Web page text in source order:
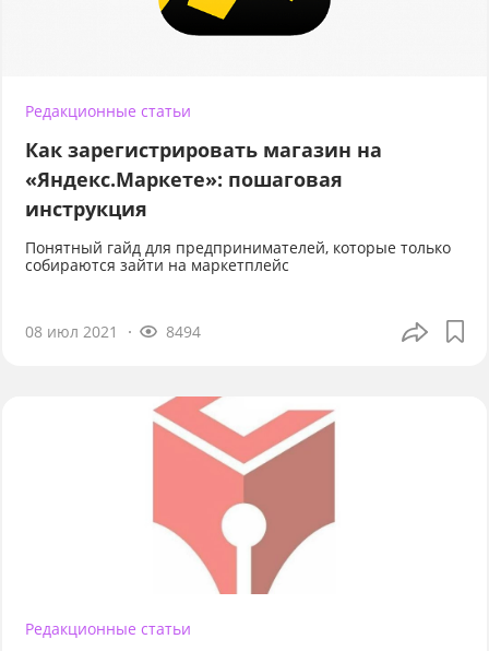
Редакционные статьи
Как зарегистрировать магазин на
«Яндекс.Маркете»: пошаговая
инструкция
Понятный гайд для предпринимателей, которые только
собираются зайти на маркетплейс
08 июл 2021 8494
Редакционные статьи